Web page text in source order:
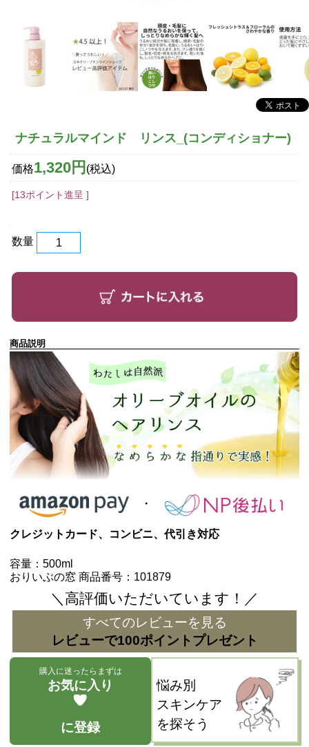
ナチュラルマインド リンス_(コンディショナー)
価格1,320円 (税込)
[13ポイント進呈 ]
数量
商品説明
クレジットカード、コンビニ、代引き対応
容量： 500ml
おりいぶの窓 商品番号：101879
＼高評価いただいています！／
すべてのレビューを見る
レビューで100ポイントプレゼント
購入に迷ったらまずは
お気に入り
に登録
悩み別
スキンケア
を探そう